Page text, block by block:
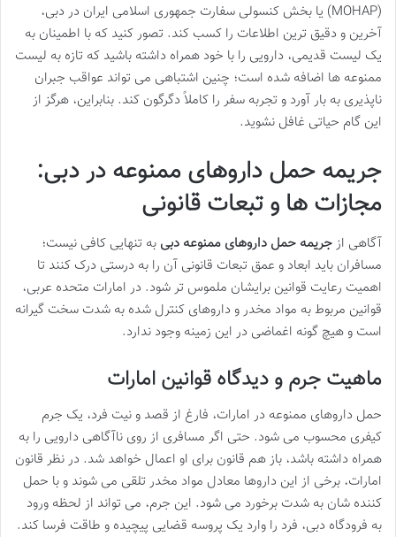
(MOHAP) یا بخش کنسولی سفارت جمهوری اسلامی ایران در دبی،
آخرین و دقیق ترین اطلاعات را کسب کند. تصور کنید که با اطمینان به
یک لیست قدیمی، دارویی را با خود همراه داشته باشید که تازه به لیست
ممنوعه ها اضافه شده است؛ چنین اشتباهی می تواند عواقب جبران
ناپذیری به بار آورد و تجربه سفر را کاملاً دگرگون کند. بنابراین، هرگز از
این گام حیاتی غافل نشوید.
جریمه حمل داروهای ممنوعه در دبی:
مجازات ها و تبعات قانونی
آگاهی ازجریمه حمل داروهای ممنوعه دبی به تنهایی کافی نیست؛
مسافران باید ابعاد و عمق تبعات قانونی آن را به درستی درک کنند تا
اهمیت رعایت قوانین برایشان ملموس تر شود. در امارات متحده عربی،
قوانین مربوط به مواد مخدر و داروهای کنترل شده به شدت سخت گیرانه
است و هیچ گونه اغماضی در این زمینه وجود ندارد.
ماهیت جرم و دیدگاه قوانین امارات
حمل داروهای ممنوعه در امارات، فارغ از قصد و نیت فرد، یک جرم
کیفری محسوب می شود. حتی اگر مسافری از روی ناآگاهی دارویی را به
همراه داشته باشد، باز هم قانون برای او اعمال خواهد شد. در نظر قانون
امارات، برخی از این داروها معادل مواد مخدر تلقی می شوند و با حمل
کننده شان به شدت برخورد می شود. این جرم، می تواند از لحظه ورود
به فرودگاه دبی، فرد را وارد یک پروسه قضایی پیچیده و طاقت فرسا کند.